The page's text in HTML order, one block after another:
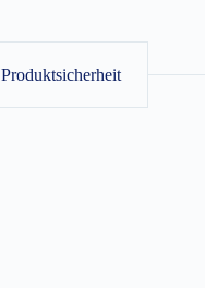
Produktsicherheit